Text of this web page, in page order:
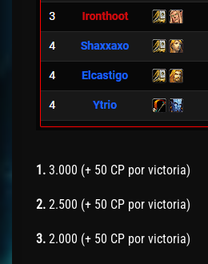
1. 3.000 (+ 50 CP por victoria)
2. 2.500 (+ 50 CP por victoria)
3. 2.000 (+ 50 CP por victoria)